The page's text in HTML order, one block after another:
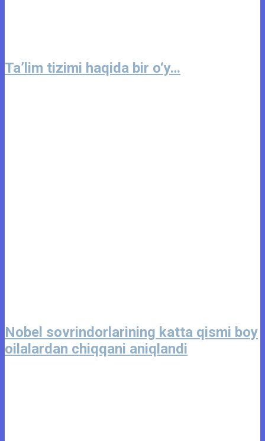
Ta’lim tizimi haqida bir o‘y…
Nobel sovrindorlarining katta qismi boy
oilalardan chiqqani aniqlandi